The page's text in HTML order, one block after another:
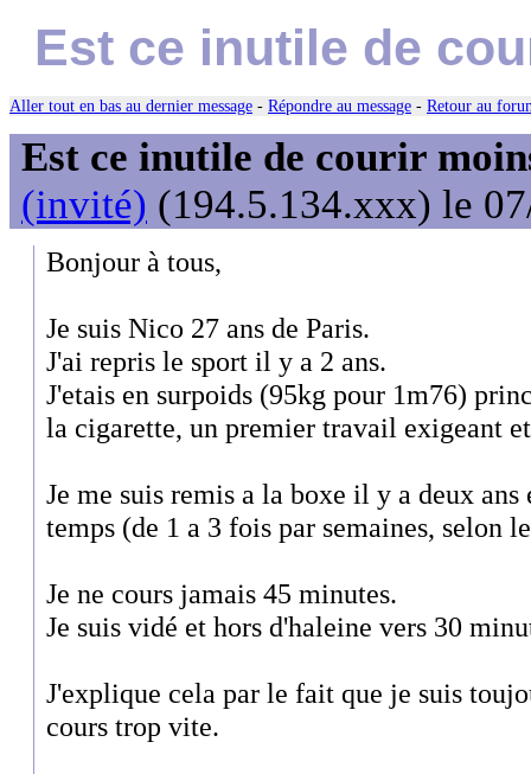
Est ce inutile de
Aller tout en bas au dernier message - Répondre au message - Retour au
Est ce inutile de courir
(invité) (194.5.134.xxx) le
Bonjour à tous,
Je suis Nico 27 ans de Paris.
J'ai repris le sport il y a 2 ans.
J'etais en surpoids (95kg pour 1m76)
la cigarette, un premier travail exigeant
Je me suis remis a la boxe il y a deux
temps (de 1 a 3 fois par semaines, selon
Je ne cours jamais 45 minutes.
Je suis vidé et hors d'haleine vers 30
J'explique cela par le fait que je suis
cours trop vite.